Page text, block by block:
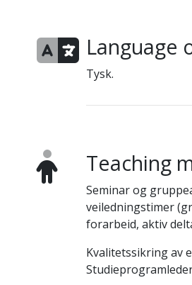
Language
Tysk.
Teaching
Seminar og
veiledningstimer
forarbeid, aktiv
Kvalitetssikring av